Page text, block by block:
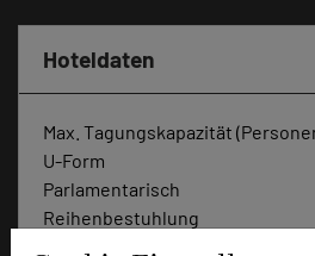
Hoteldaten
Max. Tagungskapazität
U-Form
Parlamentarisch
Reihenbestuhlung